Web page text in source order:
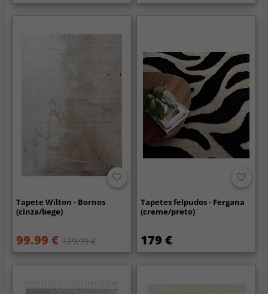
Tapete Wilton - Bornos
(cinza/bege)
99.99 € 129.99 €
Tapetes felpudos - Fergana
(creme/preto)
179 €